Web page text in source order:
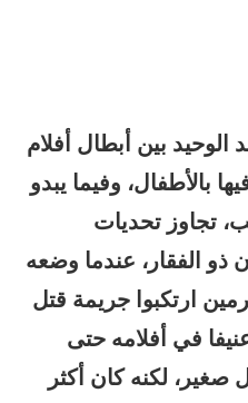
بين أبطال أفلام
بالأطفال، وفيما يبدو
تجاوز تحديات
ذو الفقار، عندما وضعه
ارتكبوا جريمة قتل
في أفلامه حتى
لكنه كان أكثر